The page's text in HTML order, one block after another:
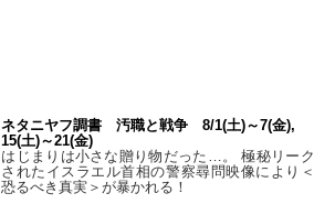
ネタニヤフ調書 汚職と戦争 8/1(土)～7(金),
15(土)～21(金)
はじまりは小さな贈り物だった…。 極秘リーク
されたイスラエル首相の警察尋問映像により＜
恐るべき真実＞が暴かれる！